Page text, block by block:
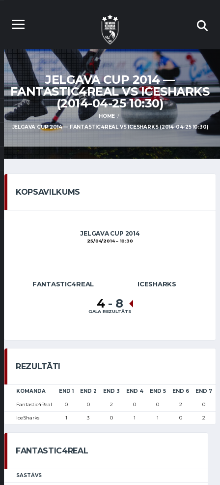
JELGAVA CUP 2014 —
FANTASTIC4REAL VS ICESHARKS
(2014-04-25 10:30)
HOME
JELGAVA CUP 2014 — FANTASTIC4REAL VS ICESHARKS (2014-04-25 10:30)
KOPSAVILKUMS
JELGAVA CUP 2014
25/04/2014 10:30
FANTASTIC4REAL ICESHARKS
4 - 8
GALA REZULTĀTS
REZULTĀTI
KOMANDA END 1 END 2 END 3 END 4 END 5 END 6 END 7
Fantastic4Real 0 0 2 0 0 2 0
IceSharks 1 3 0 1 1 0 2
FANTASTIC4REAL
SASTĀVS